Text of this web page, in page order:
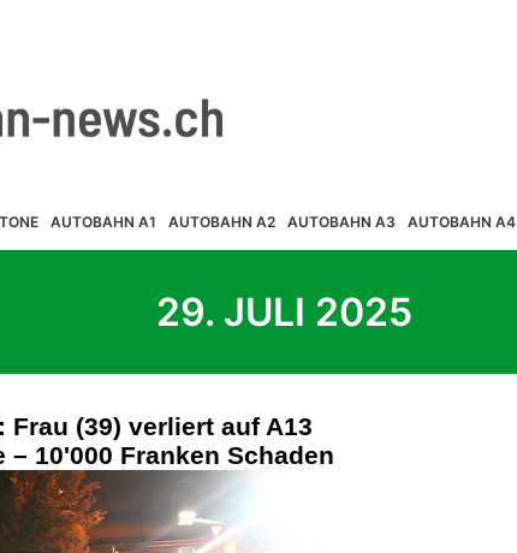
AUTOBAHN A1 AUTOBAHN A2 AUTOBAHN A3 AUTOBAHN A4
29. JULI 2025
Frau (39) verliert auf A13
10'000 Franken Schaden